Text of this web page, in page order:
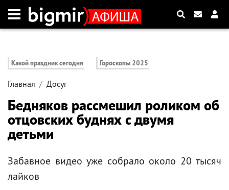
Какой праздник сегодня Гороскопы 2025
Главная Досуг
Бедняков рассмешил роликом об
отцовских буднях с двумя
детьми
Забавное видео уже собрало около 20 тысяч
лайков